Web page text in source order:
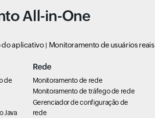
All-in-One
do aplicativo Monitoramento de usuários reais
de
Java
Rede
Monitoramento de rede
Monitoramento de tráfego de rede
Gerenciador de configuração de
rede